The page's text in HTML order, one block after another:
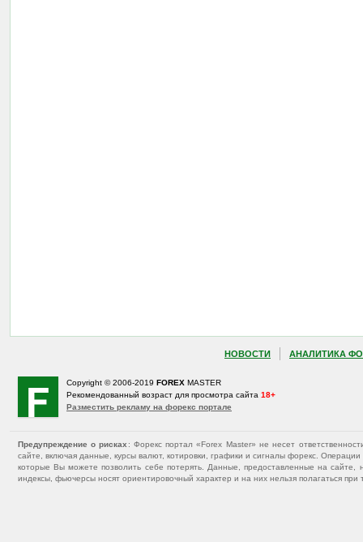
НОВОСТИ АНАЛИТИКА
Copyright © 2006-2019 FOREX MASTER
Рекомендованный возраст для просмотра сайта 18+
Разместить рекламу на форекс портале
Предупреждение о рисках : Форекс портал «Forex Master» не несет
сайте, включая данные, курсы валют, котировки, графики и сигналы форекс.
которые Вы можете позволить себе потерять. Данные, предоставленные на
индексы, фьючерсы носят ориентировочный характер и на них нельзя полагаться при